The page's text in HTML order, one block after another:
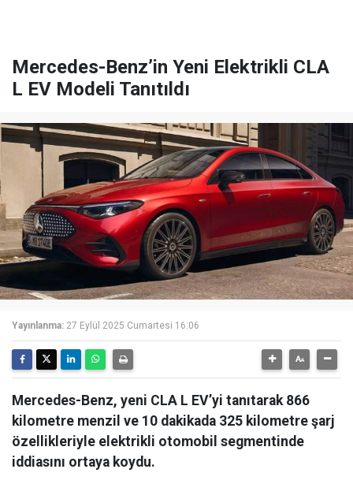
Mercedes-Benz’in Yeni Elektrikli CLA
L EV Modeli Tanıtıldı
Yayınlanma: 27 Eylül 2025 Cumartesi 16:06
Mercedes-Benz, yeni CLA L EV’yi tanıtarak 866
kilometre menzil ve 10 dakikada 325 kilometre şarj
özellikleriyle elektrikli otomobil segmentinde
iddiasını ortaya koydu.